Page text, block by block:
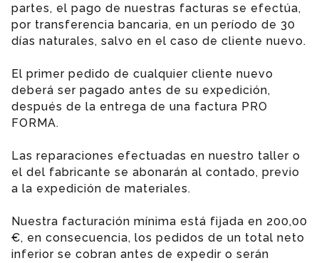
partes, el pago de nuestras facturas se efectúa,
por transferencia bancaria, en un período de 30
días naturales, salvo en el caso de cliente nuevo.
El primer pedido de cualquier cliente nuevo
deberá ser pagado antes de su expedición,
después de la entrega de una factura PRO
FORMA.
Las reparaciones efectuadas en nuestro taller o
el del fabricante se abonarán al contado, previo
a la expedición de materiales.
Nuestra facturación mínima está fijada en 200,00
€, en consecuencia, los pedidos de un total neto
inferior se cobran antes de expedir o serán